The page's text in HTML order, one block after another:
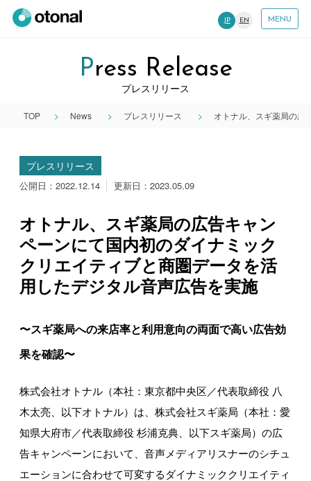
JP EN MENU
Press Release
プレスリリース
TOP News プレスリリース オトナル、スギ薬局の広
プレスリリース
公開日：2022.12.14 更新日：2023.05.09
オトナル、スギ薬局の広告キャン
ペーンにて国内初のダイナミック
クリエイティブと商圏データを活
用したデジタル音声広告を実施
〜スギ薬局への来店率と利用意向の両面で高い広告効
果を確認〜
株式会社オトナル（本社：東京都中央区／代表取締役 八
木太亮、以下オトナル）は、株式会社スギ薬局（本社：愛
知県大府市／代表取締役 杉浦克典、以下スギ薬局）の広
告キャンペーンにおいて、音声メディアリスナーのシチュ
エーションに合わせて可変するダイナミッククリエイティ